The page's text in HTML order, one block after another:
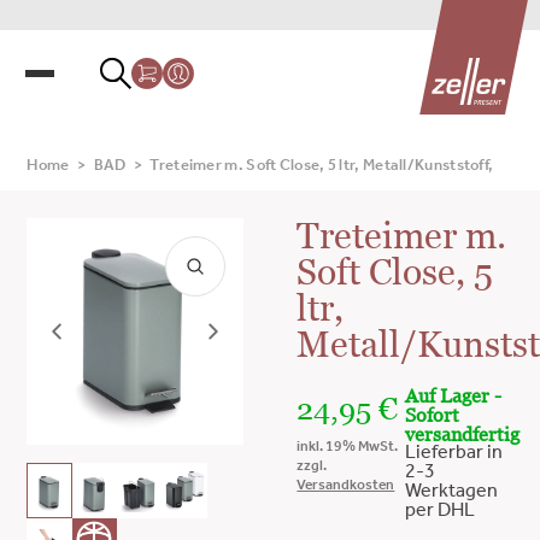
Home > BAD > Treteimer m. Soft Close, 5 ltr, Metall/Kunststoff,
Treteimer m.
Soft Close, 5
ltr,
Metall/
24,95€
inkl. 19% MwSt.
zzgl.
Versandkosten
Auf Lager -
Sofort
versandfertig
Lieferbar in
2-3
Werktagen
per DHL